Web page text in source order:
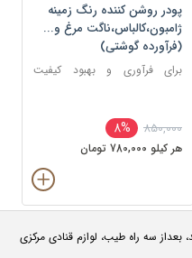
پودر روشن کننده رنگ زمینه
ژامبون،کالباس،ناگت مرغ و...
(فرآورده گوشتی)
برای فرآوری و بهبود کیفیت
850,000
8%
هر کيلو 780,000 تومان
سه راه طیب، لوازم قنادی مرکزی